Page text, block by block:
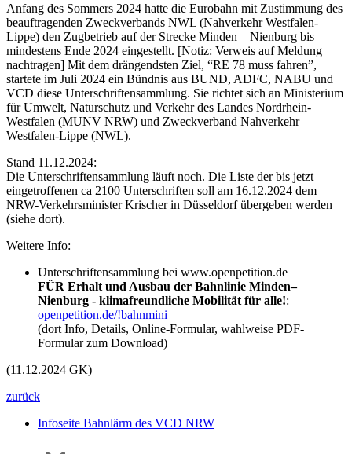
Anfang des Sommers 2024 hatte die Eurobahn mit Zustimmung des
beauftragenden Zweckverbands NWL (Nahverkehr Westfalen-
Lippe) den Zugbetrieb auf der Strecke Minden – Nienburg bis
mindestens Ende 2024 eingestellt. [Notiz: Verweis auf Meldung
nachtragen] Mit dem drängendsten Ziel, “RE 78 muss fahren”,
startete im Juli 2024 ein Bündnis aus BUND, ADFC, NABU und
VCD diese Unterschriftensammlung. Sie richtet sich an Ministerium
für Umwelt, Naturschutz und Verkehr des Landes Nordrhein-
Westfalen (MUNV NRW) und Zweckverband Nahverkehr
Westfalen-Lippe (NWL).
Stand 11.12.2024:
Die Unterschriftensammlung läuft noch. Die Liste der bis jetzt
eingetroffenen ca 2100 Unterschriften soll am 16.12.2024 dem
NRW-Verkehrsminister Krischer in Düsseldorf übergeben werden
(siehe dort).
Weitere Info:
Unterschriftensammlung bei www.openpetition.de
FÜR Erhalt und Ausbau der Bahnlinie Minden–
Nienburg - klimafreundliche Mobilität für alle!:
openpetition.de/!bahnmini
(dort Info, Details, Online-Formular, wahlweise PDF-
Formular zum Download)
(11.12.2024 GK)
zurück
Infoseite Bahnlärm des VCD NRW